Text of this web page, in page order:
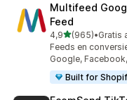
Multifeed
Feed
4,9van 5 sterren
(965)
965 recensies in
•
Feeds en
Google,
Built for